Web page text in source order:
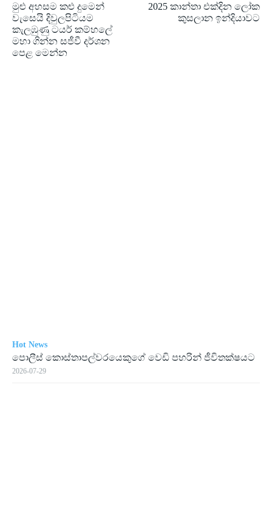
මුළු අහසම කළු දුමෙන්
වැසෙයි දිවුලපිටියම
කැලඹුණු ටයර් කම්හලේ
මහා ගින්න සජීවී දර්ශන
පෙළ මෙන්න
2025 කාන්තා එක්දින ලෝක
කුසලාන ඉන්දියාවට
Hot News
පොලීස් කොස්තාපල්වරයෙකුගේ වෙඩි පහරින් ජීවිතක්ෂයට
2026-07-29